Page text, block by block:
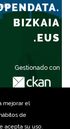
mejorar el
de
acepta su uso.
Gestionado con
BIZKAIA
.EUS